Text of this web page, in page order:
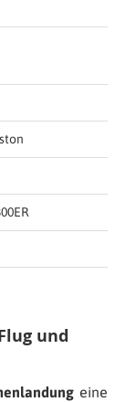
und
eine